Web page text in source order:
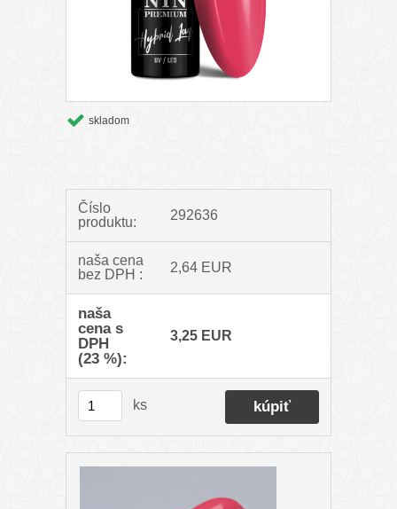
skladom
Číslo
produktu:
292636
naša cena
bez DPH :
2,64 EUR
naša
cena s
DPH
(23 %):
3,25 EUR
ks